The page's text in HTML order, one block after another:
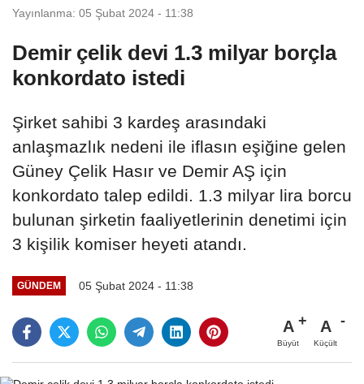
Yayınlanma: 05 Şubat 2024 - 11:38
Demir çelik devi 1.3 milyar borçla
konkordato istedi
Şirket sahibi 3 kardeş arasındaki
anlaşmazlık nedeni ile iflasın eşiğine gelen
Güney Çelik Hasır ve Demir AŞ için
konkordato talep edildi. 1.3 milyar lira borcu
bulunan şirketin faaliyetlerinin denetimi için
3 kişilik komiser heyeti atandı.
GÜNDEM 05 Şubat 2024 - 11:38
A
Büyüt
A
Küçült